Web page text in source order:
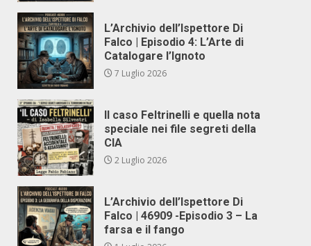
L’Archivio dell’Ispettore Di
Falco | Episodio 4: L’Arte di
Catalogare l’Ignoto
7 Luglio 2026
Il caso Feltrinelli e quella nota
speciale nei file segreti della
CIA
2 Luglio 2026
L’Archivio dell’Ispettore Di
Falco | 46909 -Episodio 3 – La
farsa e il fango